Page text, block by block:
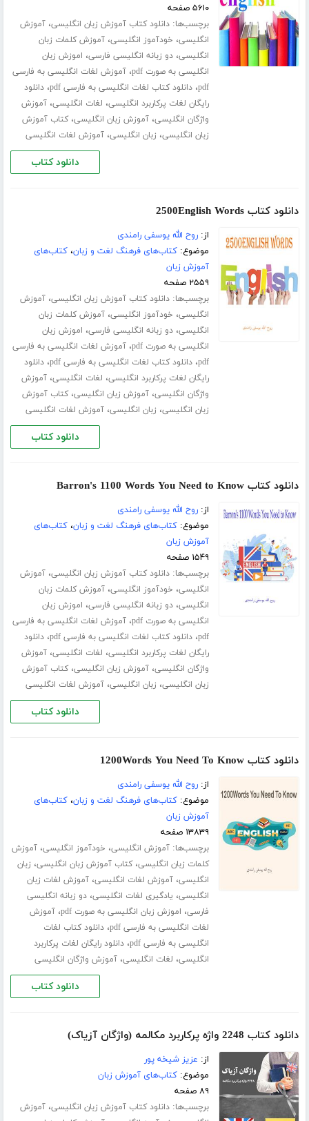
۵۶۱۰ صفحه
برچسب‌ها:دانلود کتاب آموزش زبان انگلیسی،آموزش
انگلیسی، خودآموز انگلیسی،آموزش کلمات زبان
انگلیسی،دو زبانه انگلیسی فارسی، اموزش زبان
انگلیسی به صورت pdf
،آموزش لغات انگلیسی به فارسی
pdf،دانلود کتاب لغات انگلیسی به فارسی pdf ،دانلود
رایگان لغات پرکاربرد انگلیسی، لغات انگلیسی،آموزش
واژگان انگلیسی،آموزش زبان انگلیسی،کتاب آموزش
زبان انگلیسی، زبان انگلیسی،آموزش لغات انگلیسی
دانلود کتاب
دانلود کتاب 2500English Words
از:روح الله یوسفی رامندی
موضوع:کتاب‌های فرهنگ لغت و زبان،کتاب‌های
آموزش زبان
۲۵۵۹ صفحه
برچسب‌ها:دانلود کتاب آموزش زبان انگلیسی،آموزش
انگلیسی، خودآموز انگلیسی،آموزش کلمات زبان
انگلیسی،دو زبانه انگلیسی فارسی، اموزش زبان
انگلیسی به صورت pdf
،آموزش لغات انگلیسی به فارسی
pdf،دانلود کتاب لغات انگلیسی به فارسی pdf ،دانلود
رایگان لغات پرکاربرد انگلیسی، لغات انگلیسی،آموزش
واژگان انگلیسی،آموزش زبان انگلیسی،کتاب آموزش
زبان انگلیسی، زبان انگلیسی،آموزش لغات انگلیسی
دانلود کتاب
دانلود کتاب Barron's 1100 Words You Need to Know
از:روح الله یوسفی رامندی
موضوع:کتاب‌های فرهنگ لغت و زبان،کتاب‌های
آموزش زبان
۱۵۴۹ صفحه
برچسب‌ها:دانلود کتاب آموزش زبان انگلیسی،آموزش
انگلیسی، خودآموز انگلیسی،آموزش کلمات زبان
انگلیسی،دو زبانه انگلیسی فارسی، اموزش زبان
انگلیسی به صورت pdf
،آموزش لغات انگلیسی به فارسی
pdf،دانلود کتاب لغات انگلیسی به فارسی pdf ،دانلود
رایگان لغات پرکاربرد انگلیسی، لغات انگلیسی،آموزش
واژگان انگلیسی،آموزش زبان انگلیسی،کتاب آموزش
زبان انگلیسی، زبان انگلیسی،آموزش لغات انگلیسی
دانلود کتاب
دانلود کتاب 1200Words You Need To Know
از:روح الله یوسفی رامندی
موضوع:کتاب‌های فرهنگ لغت و زبان،کتاب‌های
آموزش زبان
۱۳۸۳۹ صفحه
برچسب‌ها:آموزش انگلیسی، خودآموز انگلیسی،آموزش
کلمات زبان انگلیسی،کتاب آموزش زبان انگلیسی، زبان
انگلیسی،آموزش لغات انگلیسی،آموزش لغات زبان
انگلیسی، یادگیری لغات انگلیسی،دو زبانه انگلیسی
فارسی، اموزش زبان انگلیسی به صورت pdf ،آموزش
لغات انگلیسی به فارسی pdf
،دانلود کتاب لغات
انگلیسی به فارسی pdf
،دانلود رایگان لغات پرکاربرد
انگلیسی، لغات انگلیسی،آموزش واژگان انگلیسی
دانلود کتاب
دانلود کتاب 2248 واژه پرکاربرد مکالمه (واژگان آزیاک)
از: عزیز شیخه پور
موضوع:کتاب‌های آموزش زبان
۸۹ صفحه
برچسب‌ها:دانلود کتاب آموزش زبان انگلیسی،آموزش